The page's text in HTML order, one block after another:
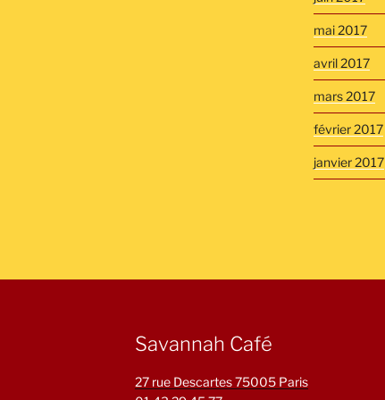
mai 2017
avril 2017
mars 2017
février 2017
janvier 2017
Savannah Café
27 rue Descartes 75005 Paris